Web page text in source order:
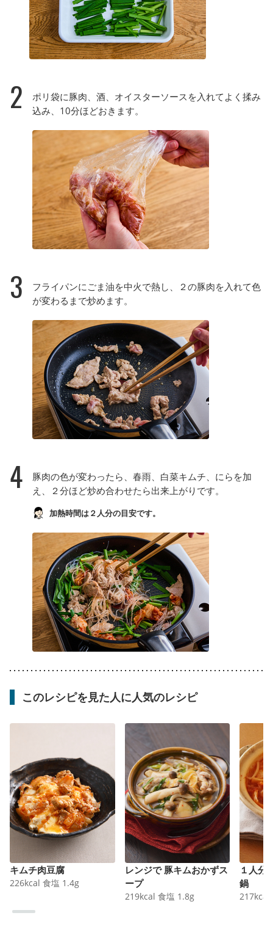
2
ポリ袋に豚肉、酒、オイスターソースを入れてよく揉み
込み、10分ほどおきます。
3
フライパンにごま油を中火で熱し、２の豚肉を入れて色
が変わるまで炒めます。
4
豚肉の色が変わったら、春雨、白菜キムチ、にらを加
え、２分ほど炒め合わせたら出来上がりです。
加熱時間は２人分の目安です。
このレシピを見た人に人気のレシピ
キムチ肉豆腐
226kcal 食塩 1.4g
レンジで 豚キムおかずス
ープ
219kcal 食塩 1.8g
１人分
鍋
217kcal